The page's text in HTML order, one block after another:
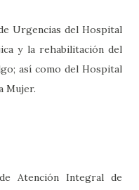
Urgencias del Hospital
y la rehabilitación del
así como del Hospital
Mujer.
Atención Integral de